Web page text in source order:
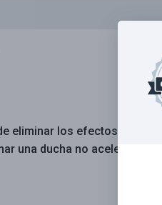
eliminar los efectos del
una ducha no acelerará